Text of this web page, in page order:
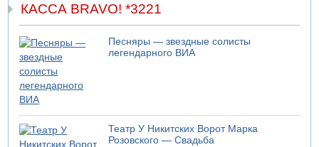
КАССА BRAVO! *3221
Песняры — звездные солисты
легендарного ВИА
Театр У Никитских Ворот Марка
Розовского — Свадьба